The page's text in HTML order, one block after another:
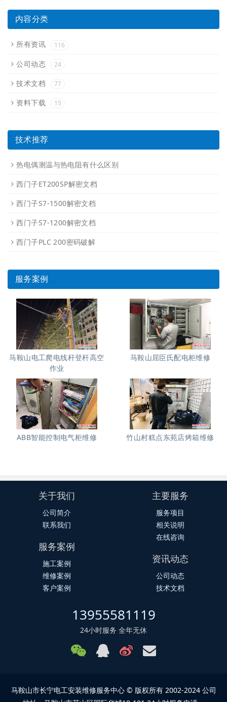
内容分类
所有资讯 116
公司动态 24
技术文档 77
资料下载 15
技术推荐
热电偶测温与热电阻有什么区别
西门子ET200SP解密文档
西门子S7-1500解密文档
西门子S7-1200解密文档
西门子PLC 200密码破解
服务案例
马鞍山电工爬电线杆登杆高空
作业
马鞍山屈臣氏配电柜维修
ABB智能控制电气柜维修 竹山村糕点东苑店烤箱维修
关于我们
公司简介
联系我们
主要服务
服务项目
相关说明
在线咨询
服务案例
施工案例
维修案例
客户案例
资讯动态
公司动态
技术文档
13955581119
24小时服务 全年无休
马鞍山市长宁电工安装维修服务中心 © 版权所有 2002-2024 公司